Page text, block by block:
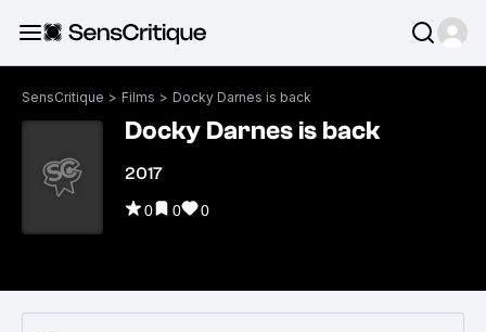
SensCritique > Films > Docky Darnes is back
Docky Darnes is back
2017
0 0 0